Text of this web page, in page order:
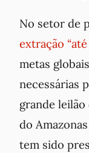
No setor de
extração
metas
necessárias
grande leilão
do
tem sido